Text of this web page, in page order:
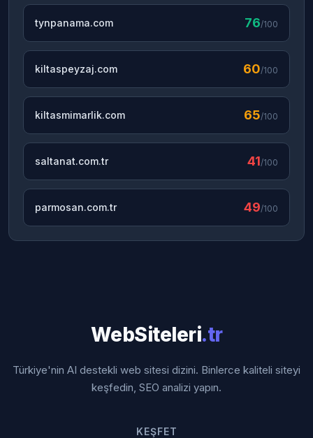
tynpanama.com 76/100
kiltaspeyzaj.com 60/100
kiltasmimarlik.com 65/100
saltanat.com.tr 41/100
parmosan.com.tr 49/100
WebSiteleri.tr
Türkiye'nin AI destekli web sitesi dizini. Binlerce kaliteli siteyi
keşfedin, SEO analizi yapın.
KEŞFET